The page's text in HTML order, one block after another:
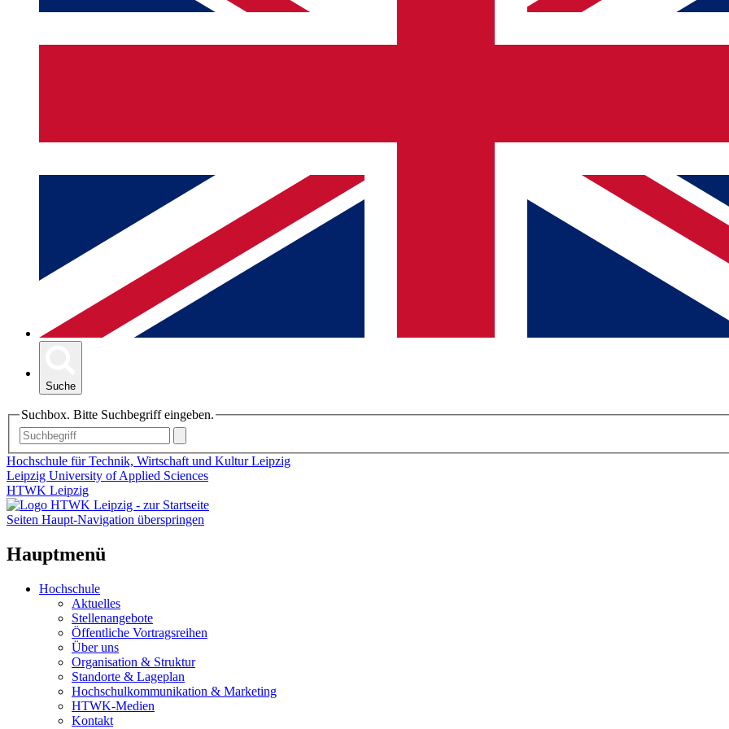
Suche
Suchbox. Bitte Suchbegriff eingeben.
Hochschule für Technik, Wirtschaft und Kultur Leipzig
Leipzig University of Applied Sciences
HTWK Leipzig
Seiten Haupt-Navigation überspringen
Hauptmenü
Hochschule
Aktuelles
Stellenangebote
Öffentliche Vortragsreihen
Über uns
Organisation & Struktur
Standorte & Lageplan
Hochschulkommunikation & Marketing
HTWK-Medien
Kontakt